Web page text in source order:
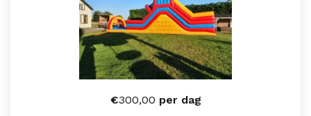
€300,00 per dag